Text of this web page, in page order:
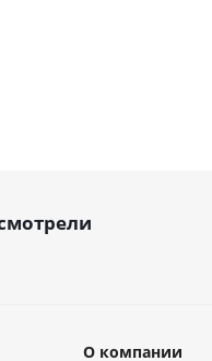
О компании